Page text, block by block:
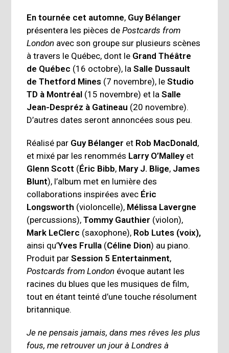
En tournée cet automne, Guy Bélanger
présentera les pièces dePostcards from
London avec son groupe sur plusieurs scènes
à travers le Québec, dont le Grand Théâtre
de Québec (16 octobre), laSalle Dussault
de Thetford Mines (7 novembre), leStudio
TD à Montréal (15 novembre) et laSalle
Jean-Despréz à Gatineau (20 novembre).
D’autres dates seront annoncées sous peu.
Réalisé par Guy Bélanger et Rob MacDonald,
et mixé par les renommés Larry O’Malleyet
Glenn Scott (Éric Bibb, Mary J. Blige, James
Blunt), l’album met en lumière des
collaborations inspirées avec Éric
Longsworth (violoncelle), Mélissa Lavergne
(percussions),Tommy Gauthier (violon),
Mark LeClerc (saxophone), Rob Lutes (voix),
ainsi qu’Yves Frulla (Céline Dion) au piano.
Produit parSession 5 Entertainment,
Postcards from London évoque autant les
racines du blues que les musiques de film,
tout en étant teinté d’une touche résolument
britannique.
Je ne pensais jamais, dans mes rêves les plus
fous, me retrouver un jour à Londres à